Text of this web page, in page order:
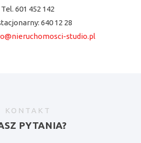
Tel. 601 452 142
640 12 28
studio.pl
KONTAKT
PYTANIA?